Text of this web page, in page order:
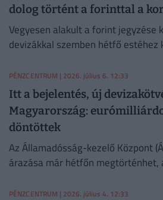
dolog történt a forinttal a
Vegyesen alakult a forint jegyzése
devizákkal szemben hétfő estéhez
PÉNZCENTRUM | 2026. július 6. 12:33
Itt a bejelentés, új
Magyarország:
döntöttek
Az Államadósság-kezelő Központ
árazása már hétfőn megtörténhet,
PÉNZCENTRUM | 2026. július 4. 12:33